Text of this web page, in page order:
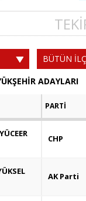
BÜTÜN
ADAYLARI
PARTİ
CHP
AK Parti